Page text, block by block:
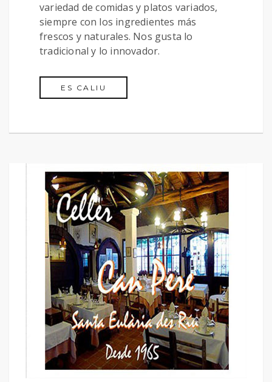
variedad de comidas y platos variados,
siempre con los ingredientes más
frescos y naturales. Nos gusta lo
tradicional y lo innovador.
ES CALIU